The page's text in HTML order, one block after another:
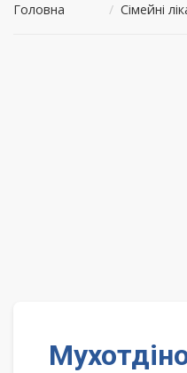
Головна / Сімейні